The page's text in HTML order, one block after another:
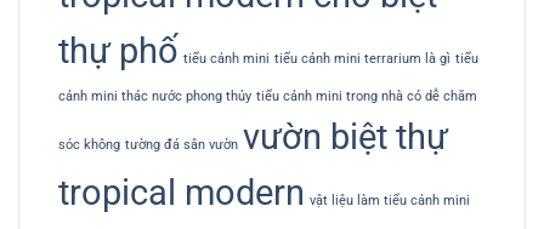
thự phố tiểu cảnh mini tiểu cảnh mini terrarium là gì tiểu
cảnh mini thác nước phong thủy tiểu cảnh mini trong nhà có dễ chăm
sóc không tường đá sân vườn vườn biệt thự
tropical modern vật liệu làm tiểu cảnh mini